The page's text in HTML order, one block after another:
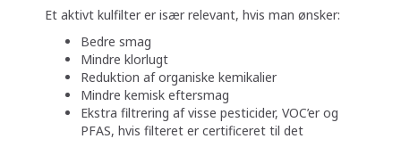
Et aktivt kulfilter er især relevant, hvis man ønsker:
Bedre smag
Mindre klorlugt
Reduktion af organiske kemikalier
Mindre kemisk eftersmag
Ekstra filtrering af visse pesticider, VOC’er og
PFAS, hvis filteret er certificeret til det